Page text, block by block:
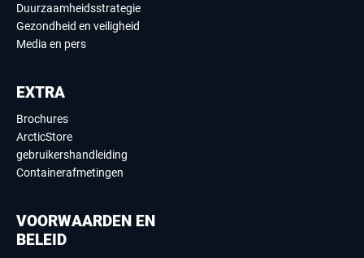
Duurzaamheidsstrategie
Gezondheid en veiligheid
Media en pers
EXTRA
Brochures
ArcticStore
gebruikershandleiding
Containerafmetingen
VOORWAARDEN EN
BELEID